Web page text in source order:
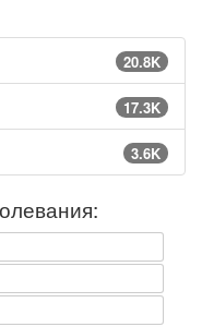
20.8K
17.3K
3.6K